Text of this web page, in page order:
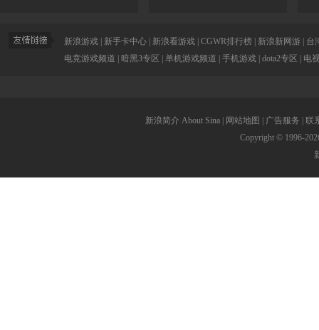
新浪游戏 新手卡中心 新浪看游戏 CGWR排行榜 新浪新网游
台
电竞游戏频道
暗黑3专区 单机游戏频道 手机游戏 dota2专区 电
新浪简介 About Sina 网站地图 广告服务
联
Copyright © 1996-